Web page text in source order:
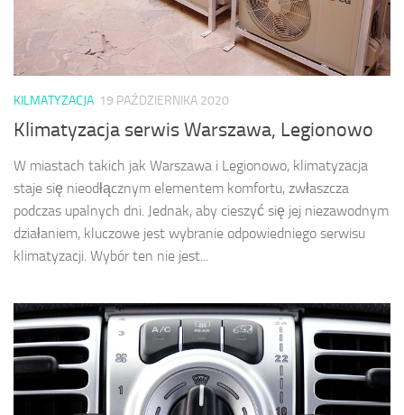
KILMATYZACJA 19 PAŹDZIERNIKA 2020
Klimatyzacja serwis Warszawa, Legionowo
W miastach takich jak Warszawa i Legionowo, klimatyzacja
staje się nieodłącznym elementem komfortu, zwłaszcza
podczas upalnych dni. Jednak, aby cieszyć się jej niezawodnym
działaniem, kluczowe jest wybranie odpowiedniego serwisu
klimatyzacji. Wybór ten nie jest...